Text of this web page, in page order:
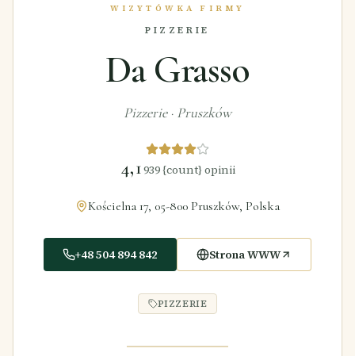
WIZYTÓWKA FIRMY
PIZZERIE
Da Grasso
Pizzerie· Pruszków
4,1939 {count} opinii
Kościelna 17, 05-800 Pruszków, Polska
+48 504 894 842 Strona WWW
PIZZERIE